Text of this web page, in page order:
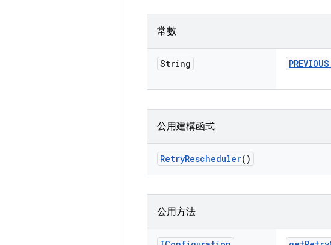
常數
String PREVIOUS
公用建構函式
RetryRescheduler()
公用方法